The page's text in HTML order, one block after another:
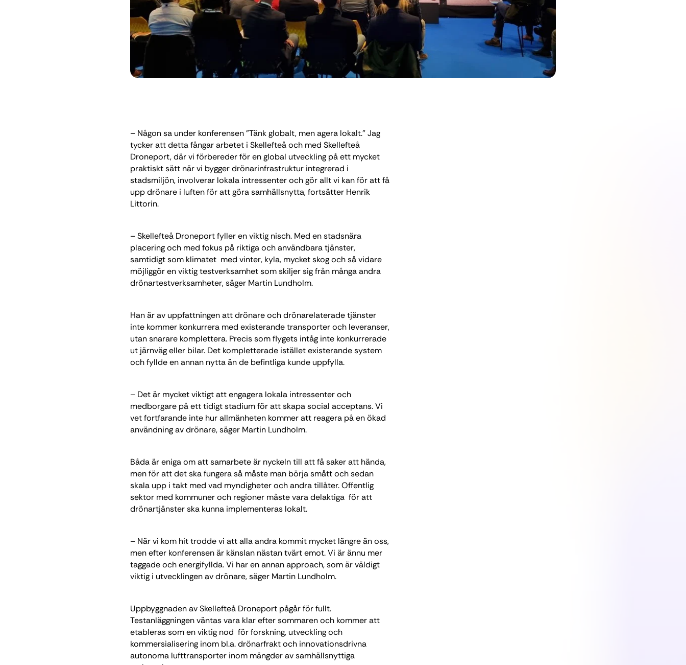
– Någon sa under konferensen ”Tänk globalt, men agera lokalt.” Jag
tycker att detta fångar arbetet i Skellefteå och med Skellefteå
Droneport, där vi förbereder för en global utveckling på ett mycket
praktiskt sätt när vi bygger drönarinfrastruktur integrerad i
stadsmiljön, involverar lokala intressenter och gör allt vi kan för att få
upp drönare i luften för att göra samhällsnytta, fortsätter Henrik
Littorin.
– Skellefteå Droneport fyller en viktig nisch. Med en stadsnära
placering och med fokus på riktiga och användbara tjänster,
samtidigt som klimatet med vinter, kyla, mycket skog och så vidare
möjliggör en viktig testverksamhet som skiljer sig från många andra
drönartestverksamheter, säger Martin Lundholm.
Han är av uppfattningen att drönare och drönarelaterade tjänster
inte kommer konkurrera med existerande transporter och leveranser,
utan snarare komplettera. Precis som flygets intåg inte konkurrerade
ut järnväg eller bilar. Det kompletterade istället existerande system
och fyllde en annan nytta än de befintliga kunde uppfylla.
– Det är mycket viktigt att engagera lokala intressenter och
medborgare på ett tidigt stadium för att skapa social acceptans. Vi
vet fortfarande inte hur allmänheten kommer att reagera på en ökad
användning av drönare, säger Martin Lundholm.
Båda är eniga om att samarbete är nyckeln till att få saker att hända,
men för att det ska fungera så måste man börja smått och sedan
skala upp i takt med vad myndigheter och andra tillåter. Offentlig
sektor med kommuner och regioner måste vara delaktiga för att
drönartjänster ska kunna implementeras lokalt.
– När vi kom hit trodde vi att alla andra kommit mycket längre än oss,
men efter konferensen är känslan nästan tvärt emot. Vi är ännu mer
taggade och energifyllda. Vi har en annan approach, som är väldigt
viktig i utvecklingen av drönare, säger Martin Lundholm.
Uppbyggnaden av Skellefteå Droneport pågår för fullt.
Testanläggningen väntas vara klar efter sommaren och kommer att
etableras som en viktig nod för forskning, utveckling och
kommersialisering inom bl.a. drönarfrakt och innovationsdrivna
autonoma lufttransporter inom mängder av samhällsnyttiga